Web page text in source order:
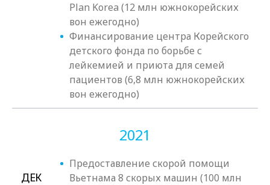
Plan Korea (12 млн южнокорейских
вон ежегодно)
Финансирование центра Корейского
детского фонда по борьбе с
лейкемией и приюта для семей
пациентов (6,8 млн южнокорейских
вон ежегодно)
2021
ДЕК
Предоставление скорой помощи
Вьетнама 8 скорых машин (100 млн